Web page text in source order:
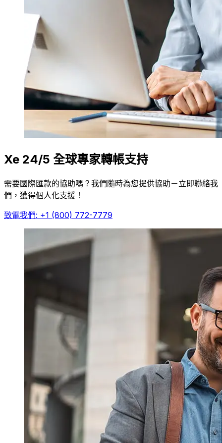
Xe 24/5 全球專家轉帳支持
需要國際匯款的協助嗎？我們隨時為您提供協助－立即聯絡我
們，獲得個人化支援！
致電我們: +1 (800) 772-7779